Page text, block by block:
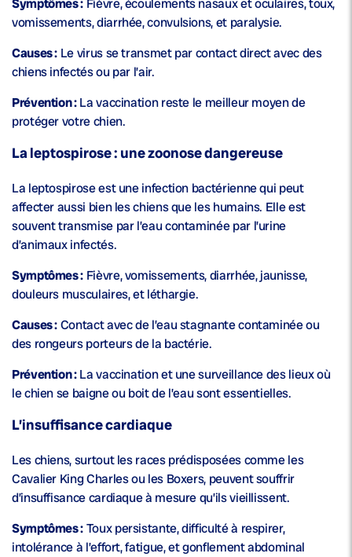
Symptômes : Fièvre, écoulements nasaux et oculaires, toux,
vomissements, diarrhée, convulsions, et paralysie.
Causes : Le virus se transmet par contact direct avec des
chiens infectés ou par l’air.
Prévention :La vaccination reste le meilleur moyen de
protéger votre chien.
La leptospirose : une zoonose dangereuse
La leptospirose est une infection bactérienne qui peut
affecter aussi bien les chiens que les humains. Elle est
souvent transmise par l’eau contaminée par l’urine
d’animaux infectés.
Symptômes : Fièvre, vomissements, diarrhée, jaunisse,
douleurs musculaires, et léthargie.
Causes :Contact avec de l’eau stagnante contaminée ou
des rongeurs porteurs de la bactérie.
Prévention :La vaccination et une surveillance des lieux où
le chien se baigne ou boit de l’eau sont essentielles.
L’insuffisance cardiaque
Les chiens, surtout les races prédisposées comme les
Cavalier King Charles ou les Boxers, peuvent souffrir
d’insuffisance cardiaque à mesure qu’ils vieillissent.
Symptômes :Toux persistante, difficulté à respirer,
intolérance à l’effort, fatigue, et gonflement abdominal